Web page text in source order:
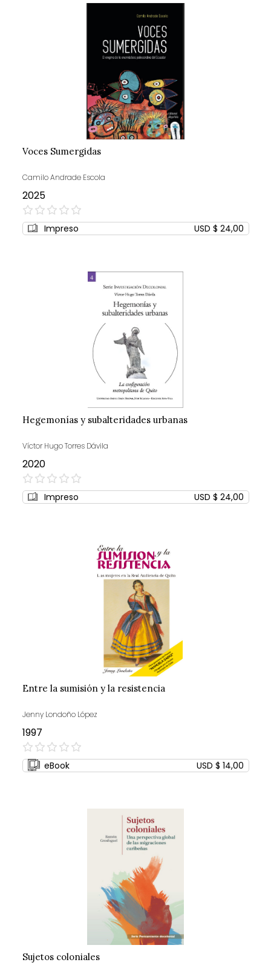
Voces Sumergidas
Camilo Andrade Escola
2025
0%
Impreso USD $ 24,00
Hegemonías y subalteridades urbanas
Víctor Hugo Torres Dávila
2020
0%
Impreso USD $ 24,00
Entre la sumisión y la resistencia
Jenny Londoño López
1997
0%
eBook USD $ 14,00
Sujetos coloniales